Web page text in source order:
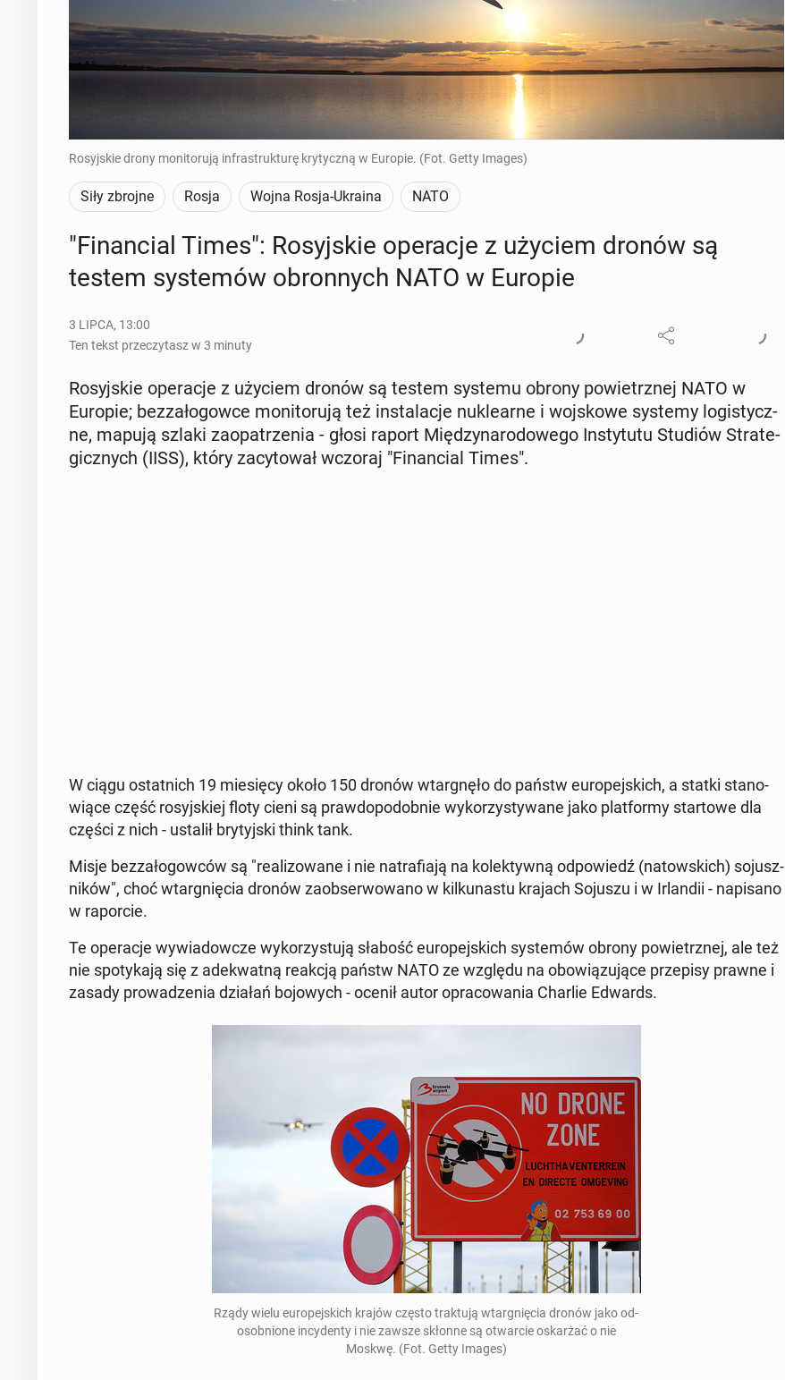
Rosyjskie drony monitorują infrastrukturę krytyczną w Europie. (Fot. Getty Images)
Siły zbrojne Rosja Wojna Rosja-Ukraina NATO
"Fi­nan­cial Times": Ro­syj­skie ope­ra­cje z użyciem dronów są
testem sys­te­mów obron­nych NATO w Europie
3 LIPCA, 13:00
Ten tekst przeczytasz w 3 minuty
Ro­syj­skie ope­ra­cje z użyciem dronów są testem systemu obrony po­wietrz­nej NATO w
Europie; bez­za­ło­gow­ce mo­ni­to­ru­ją też in­sta­la­cje nu­kle­ar­ne i woj­sko­we systemy lo­gi­stycz­
ne, mapują szlaki za­opa­trze­nia - głosi raport Mię­dzy­na­ro­do­we­go In­sty­tu­tu Studiów Stra­te­
gicz­nych (IISS), który za­cy­to­wał wczoraj "Fi­nan­cial Times".
W ciągu ostat­nich 19 mie­się­cy około 150 dronów wtar­gnę­ło do państw eu­ro­pej­skich, a statki sta­no­
wią­ce część ro­syj­skiej floty cieni są praw­do­po­dob­nie wy­ko­rzy­sty­wa­ne jako plat­for­my star­to­we dla
części z nich - ustalił bry­tyj­ski think tank.
Misje bez­za­ło­gow­ców są "re­ali­zo­wa­ne i nie na­tra­fia­ją na ko­lek­tyw­ną od­po­wiedź (na­tow­skich) so­jusz­
ni­ków", choć wtar­gnię­cia dronów za­ob­ser­wo­wa­no w kil­ku­na­stu krajach Sojuszu i w Ir­lan­dii - na­pi­sa­no
w ra­por­cie.
Te ope­ra­cje wy­wia­dow­cze wy­ko­rzy­stu­ją słabość eu­ro­pej­skich sys­te­mów obrony po­wietrz­nej, ale też
nie spo­ty­ka­ją się z ade­kwat­ną reakcją państw NATO ze względu na obo­wią­zu­ją­ce prze­pi­sy prawne i
zasady pro­wa­dze­nia działań bo­jo­wych - ocenił autor opra­co­wa­nia Charlie Edwards.
Rządy wielu eu­ro­pej­skich krajów często trak­tu­ją wtar­gnię­cia dronów jako od­
osob­nio­ne in­cy­den­ty i nie zawsze skłonne są otwar­cie oskar­żać o nie
Moskwę. (Fot. Getty Images)